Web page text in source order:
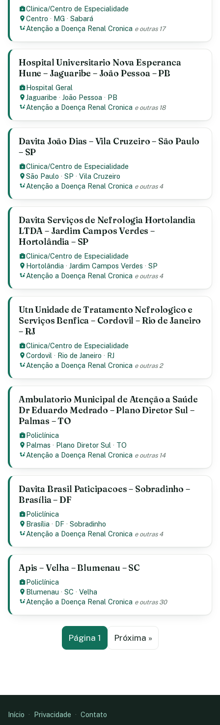
Clinica/Centro de Especialidade
Centro · MG ·Sabará
Atenção a Doença Renal Cronica e outras 17
Hospital Universitario Nova Esperanca
Hune – Jaguaribe – João Pessoa – PB
Hospital Geral
Jaguaribe ·João Pessoa · PB
Atenção a Doença Renal Cronica e outras 18
Davita João Dias – Vila Cruzeiro – São Paulo
– SP
Clinica/Centro de Especialidade
São Paulo ·SP ·Vila Cruzeiro
Atenção a Doença Renal Cronica e outras 4
Davita Serviços de Nefrologia Hortolandia
LTDA – Jardim Campos Verdes –
Hortolândia – SP
Clinica/Centro de Especialidade
Hortolândia ·Jardim Campos Verdes ·SP
Atenção a Doença Renal Cronica e outras 4
Utn Unidade de Tratamento Nefrologico e
Serviços Benfica – Cordovil – Rio de Janeiro
– RJ
Clinica/Centro de Especialidade
Cordovil · Rio de Janeiro · RJ
Atenção a Doença Renal Cronica e outras 2
Ambulatorio Municipal de Atenção a Saúde
Dr Eduardo Medrado – Plano Diretor Sul –
Palmas – TO
Policlínica
Palmas · Plano Diretor Sul · TO
Atenção a Doença Renal Cronica e outras 14
Davita Brasil Paticipacoes – Sobradinho –
Brasília – DF
Policlínica
Brasília · DF ·Sobradinho
Atenção a Doença Renal Cronica e outras 4
Apis – Velha – Blumenau – SC
Policlínica
Blumenau ·SC ·Velha
Atenção a Doença Renal Cronica e outras 30
Página 1 Próxima »
Início · Privacidade · Contato